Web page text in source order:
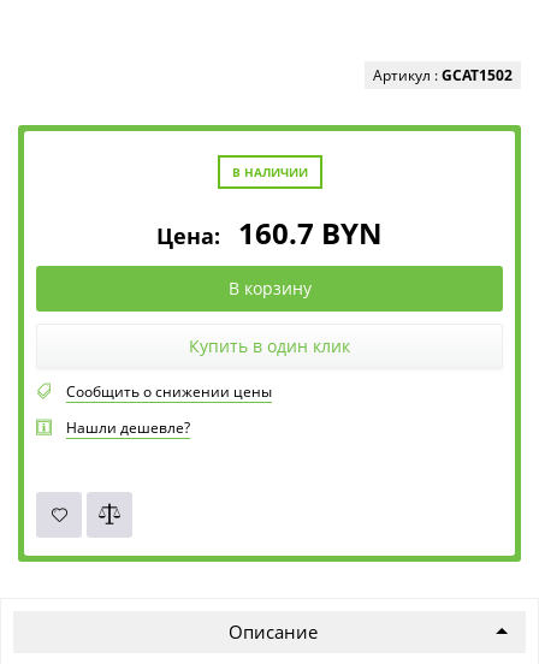
Артикул :GCAT1502
В НАЛИЧИИ
Цена: 160.7 BYN
В корзину
Купить в один клик
Сообщить о снижении цены
Нашли дешевле?
Описание